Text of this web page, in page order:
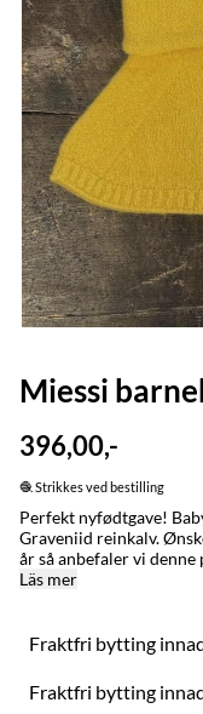
Miessi
396,00,-
🧶 Strikkes ved bestilling
Perfekt nyfødtgave!
Graveniid reinkalv.
år så anbefaler vi denne
unike egenskapen at
naturen, folk og dyr. Bytting: Fraktfri bytting innad i Norge uansett
kjøpstidspunkt. VASK: Ull er et naturmateriale og renser seg selv,
håndvask ved behov.
temperaturen ned til 0
Läs mer
Fraktfri bytting
Fraktfri bytting